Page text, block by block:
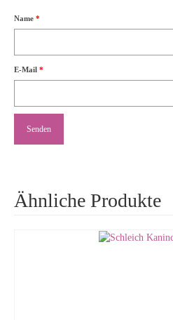
Name *
E-Mail *
Ähnliche Produkte